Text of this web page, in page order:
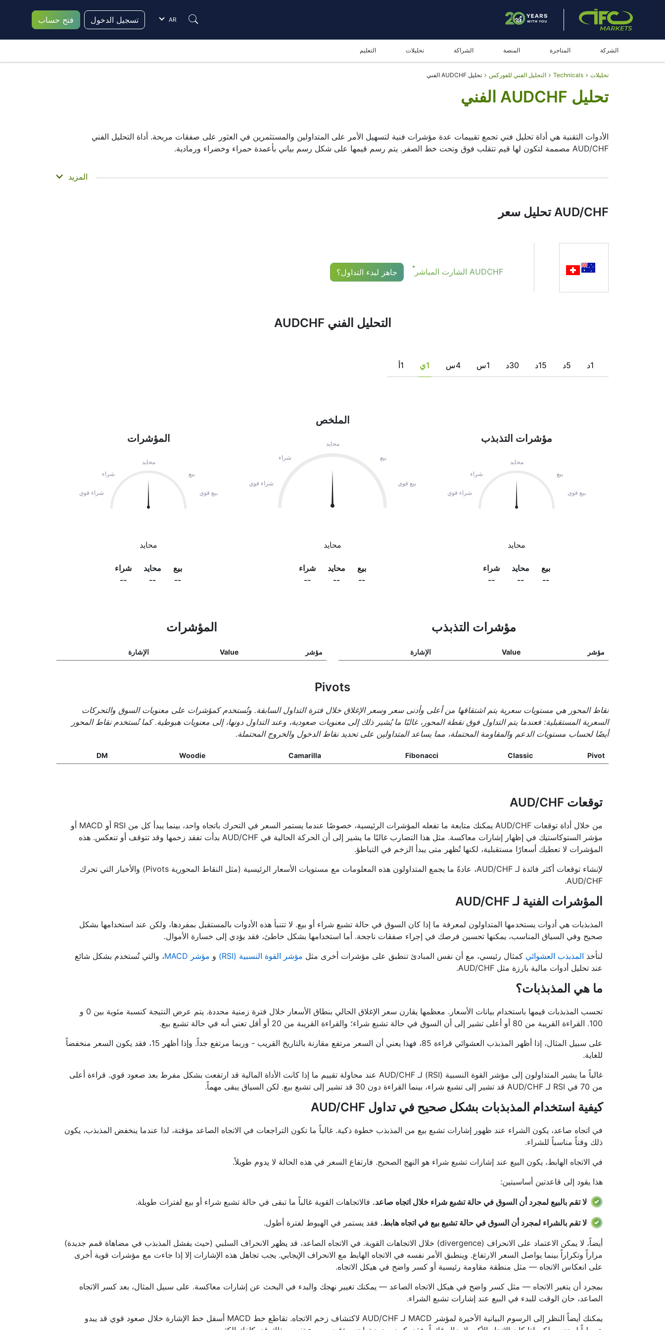
AR تسجيل الدخول فتح حساب
الشركة المتاجرة المنصة الشراكة تحليلات التعليم
تحليلات Technicals التحليل الفني للفوركس تحليل AUDCHF الفني
تحليل AUDCHF الفني
الأدوات التقنية هي أداة تحليل فني تجمع تقييمات عدة مؤشرات فنية لتسهيل الأمر على المتداولين والمستثمرين في العثور على صفقات مربحة. أداة التحليل الفني
AUD/CHF مصممة لتكون لها قيم تتقلب فوق وتحت خط الصفر. يتم رسم قيمها على شكل رسم بياني بأعمدة حمراء وخضراء ورمادية.
الملخص
أفضل. تقوم الأدوات التقنية بتبسيط هذه المهمة من خلال دمج أكثر المؤشرات شيوعًا وإشاراتها.
المزيد
AUD/CHF تحليل سعر
AUDCHF الشارت المباشر جاهز لبدء التداول؟
التحليل الفني AUDCHF
1د 5د 15د 30د 1س 4س 1ي 1أ
مؤشرات التذبذب
محايد
بيع
شراء
بيع قوي شراء قوي
محايد
بيع
--
محايد
--
شراء
--
الملخص
محايد
بيع
شراء
بيع قوي شراء قوي
محايد
بيع
--
محايد
--
شراء
--
المؤشرات
محايد
بيع
شراء
بيع قوي شراء قوي
محايد
بيع
--
محايد
--
شراء
--
مؤشرات التذبذب
مؤشر Value الإشارة
المؤشرات
مؤشر Value الإشارة
Pivots
نقاط المحور هي مستويات سعرية يتم اشتقاقها من أعلى وأدنى سعر وسعر الإغلاق خلال فترة التداول السابقة. وتُستخدم كمؤشرات على معنويات السوق والتحركات
السعرية المستقبلية: فعندما يتم التداول فوق نقطة المحور، غالبًا ما يُشير ذلك إلى معنويات صعودية، وعند التداول دونها، إلى معنويات هبوطية. كما تُستخدم نقاط المحور
أيضًا لحساب مستويات الدعم والمقاومة المحتملة، مما يساعد المتداولين على تحديد نقاط الدخول والخروج المحتملة.
Pivot
Classic
Fibonacci
Camarilla
Woodie
DM
توقعات AUD/CHF
من خلال أداة توقعات AUD/CHF يمكنك متابعة ما تفعله المؤشرات الرئيسية، خصوصًا عندما يستمر السعر في التحرك باتجاه واحد، بينما يبدأ كل من RSI أو MACD أو
مؤشر الستوكاستيك في إظهار إشارات معاكسة. مثل هذا التضارب غالبًا ما يشير إلى أن الحركة الحالية في AUD/CHF بدأت تفقد زخمها وقد تتوقف أو تنعكس. هذه
المؤشرات لا تعطيك أسعارًا مستقبلية، لكنها تُظهر متى يبدأ الزخم في التباطؤ.
لإنشاء توقعات أكثر فائدة لـ AUD/CHF، عادةً ما يجمع المتداولون هذه المعلومات مع مستويات الأسعار الرئيسية (مثل النقاط المحورية Pivots) والأخبار التي تحرك
AUD/CHF.
المؤشرات الفنية لـ AUD/CHF
المذبذبات هي أدوات يستخدمها المتداولون لمعرفة ما إذا كان السوق في حالة تشبع شراء أو بيع. لا تتنبأ هذه الأدوات بالمستقبل بمفردها، ولكن عند استخدامها بشكل
صحيح وفي السياق المناسب، يمكنها تحسين فرصك في إجراء صفقات ناجحة. أما استخدامها بشكل خاطئ، فقد يؤدي إلى خسارة الأموال.
لنأخذ المذبذب العشوائي كمثال رئيسي، مع أن نفس المبادئ تنطبق على مؤشرات أخرى مثل مؤشر القوة النسبية (RSI) و مؤشر MACD
، والتي تُستخدم بشكل شائع
عند تحليل أدوات مالية بارزة مثل AUD/CHF.
ما هي المذبذبات؟
تحسب المذبذبات قيمها باستخدام بيانات الأسعار. معظمها يقارن سعر الإغلاق الحالي بنطاق الأسعار خلال فترة زمنية محددة. يتم عرض النتيجة كنسبة مئوية بين 0 و
100. القراءة القريبة من 80 أو أعلى تشير إلى أن السوق في حالة تشبع شراء؛ والقراءة القريبة من 20 أو أقل تعني أنه في حالة تشبع بيع.
على سبيل المثال، إذا أظهر المذبذب العشوائي قراءة 85، فهذا يعني أن السعر مرتفع مقارنة بالتاريخ القريب - وربما مرتفع جداً. وإذا أظهر 15، فقد يكون السعر منخفضاً
للغاية.
غالباً ما يشير المتداولون إلى مؤشر القوة النسبية (RSI) لـ AUD/CHF عند محاولة تقييم ما إذا كانت الأداة المالية قد ارتفعت بشكل مفرط بعد صعود قوي. قراءة أعلى
من 70 في RSI لـ AUD/CHF قد تشير إلى تشبع شراء، بينما القراءة دون 30 قد تشير إلى تشبع بيع. لكن السياق يبقى مهماً.
كيفية استخدام المذبذبات بشكل صحيح في تداول AUD/CHF
في اتجاه صاعد، يكون الشراء عند ظهور إشارات تشبع بيع من المذبذب خطوة ذكية. غالباً ما تكون التراجعات في الاتجاه الصاعد مؤقتة، لذا عندما ينخفض المذبذب، يكون
ذلك وقتاً مناسباً للشراء.
في الاتجاه الهابط، يكون البيع عند إشارات تشبع شراء هو النهج الصحيح. فارتفاع السعر في هذه الحالة لا يدوم طويلاً.
هذا يقود إلى قاعدتين أساسيتين:
لا تقم بالبيع لمجرد أن السوق في حالة تشبع شراء خلال اتجاه صاعد. فالاتجاهات القوية غالباً ما تبقى في حالة تشبع شراء أو بيع لفترات طويلة.
لا تقم بالشراء لمجرد أن السوق في حالة تشبع بيع في اتجاه هابط. فقد يستمر في الهبوط لفترة أطول.
أيضاً، لا يمكن الاعتماد على الانحراف (divergence) خلال الاتجاهات القوية. في الاتجاه الصاعد، قد يظهر الانحراف السلبي (حيث يفشل المذبذب في مضاهاة قمم جديدة)
مراراً وتكراراً بينما يواصل السعر الارتفاع. وينطبق الأمر نفسه في الاتجاه الهابط مع الانحراف الإيجابي. يجب تجاهل هذه الإشارات إلا إذا جاءت مع مؤشرات قوية أخرى
على انعكاس الاتجاه — مثل منطقة مقاومة رئيسية أو كسر واضح في هيكل الاتجاه.
بمجرد أن يتغير الاتجاه — مثل كسر واضح في هيكل الاتجاه الصاعد — يمكنك تغيير نهجك والبدء في البحث عن إشارات معاكسة. على سبيل المثال، بعد كسر الاتجاه
الصاعد، حان الوقت للبدء في البيع عند إشارات تشبع الشراء.
يمكنك أيضاً النظر إلى الرسوم البيانية الأخيرة لمؤشر MACD لـ AUD/CHF لاكتشاف زخم الاتجاه. تقاطع خط MACD أسفل خط الإشارة خلال صعود قوي قد يبدو